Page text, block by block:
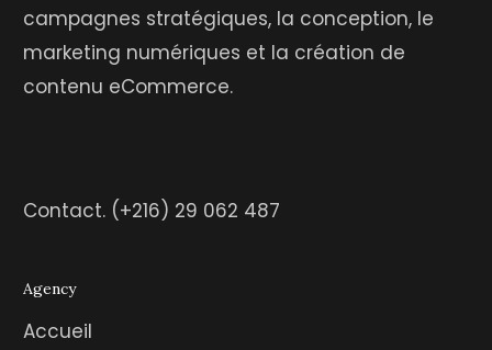
campagnes stratégiques, la conception, le
marketing numériques et la création de
contenu eCommerce.
Contact. (+216) 29 062 487
Agency
Accueil